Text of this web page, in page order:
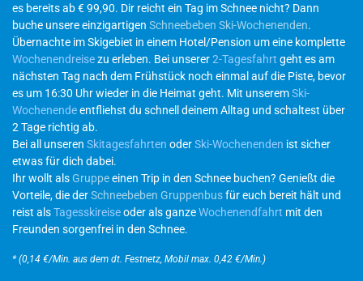
es bereits ab € 99,90. Dir reicht ein Tag im Schnee nicht? Dann
buche unsere einzigartigen Schneebeben Ski-Wochenenden.
Übernachte im Skigebiet in einem Hotel/Pension um eine komplette
Wochenendreisezu erleben. Bei unserer2-Tagesfahrt geht es am
nächsten Tag nach dem Frühstück noch einmal auf die Piste, bevor
es um 16:30 Uhr wieder in die Heimat geht. Mit unseremSki-
Wochenendeentfliehst du schnell deinem Alltag und schaltest über
2 Tage richtig ab.
Bei all unseren Skitagesfahrten oderSki-Wochenenden ist sicher
etwas für dich dabei.
Ihr wollt alsGruppeeinen Trip in den Schnee buchen? Genießt die
Vorteile, die derSchneebeben Gruppenbusfür euch bereit hält und
reist alsTagesskireiseoder als ganzeWochenendfahrt mit den
Freunden sorgenfrei in den Schnee.
* (0,14 €/Min. aus dem dt. Festnetz, Mobil max. 0,42 €/Min.)